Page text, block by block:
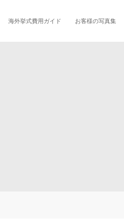
海外挙式費用ガイド お客様の写真集